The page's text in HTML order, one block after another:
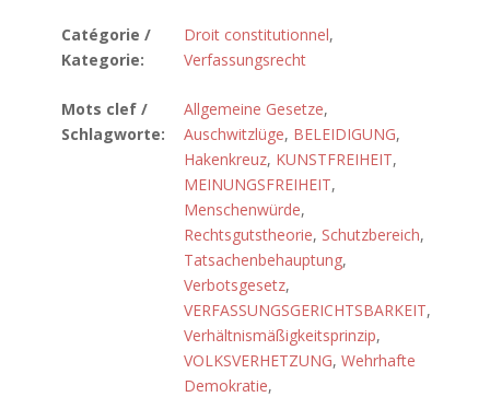
Catégorie /
Kategorie:
Droit constitutionnel,
Verfassungsrecht
Mots clef /
Schlagworte:
Allgemeine Gesetze,
Auschwitzlüge, BELEIDIGUNG,
Hakenkreuz, KUNSTFREIHEIT,
MEINUNGSFREIHEIT,
Menschenwürde,
Rechtsgutstheorie, Schutzbereich,
Tatsachenbehauptung,
Verbotsgesetz,
VERFASSUNGSGERICHTSBARKEIT,
Verhältnismäßigkeitsprinzip,
VOLKSVERHETZUNG, Wehrhafte
Demokratie,